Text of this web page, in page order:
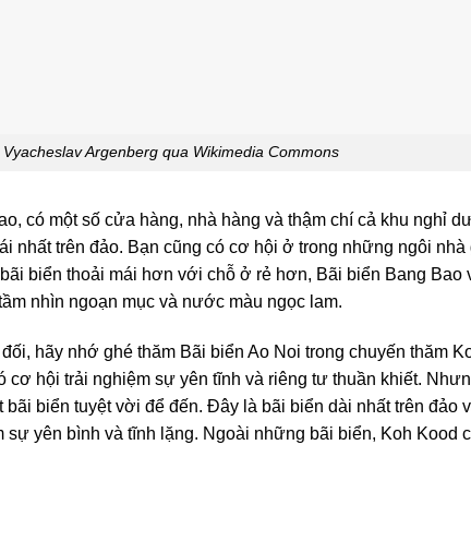
Argenberg qua Wikimedia Commons
có một số cửa hàng, nhà hàng và thậm chí cả khu nghỉ
nhất trên đảo. Bạn cũng có cơ hội ở trong những ngôi nhà
biển thoải mái hơn với chỗ ở rẻ hơn, Bãi biển Bang Bao
nhìn ngoạn mục và nước màu ngọc lam.
hãy nhớ ghé thăm Bãi biển Ao Noi trong chuyến thăm
hội trải nghiệm sự yên tĩnh và riêng tư thuần khiết.
biển tuyệt vời để đến. Đây là bãi biển dài nhất trên đảo
yên bình và tĩnh lặng. Ngoài những bãi biển, Koh Kood